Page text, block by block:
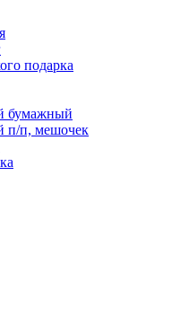
подарка
бумажный
п/п, мешочек